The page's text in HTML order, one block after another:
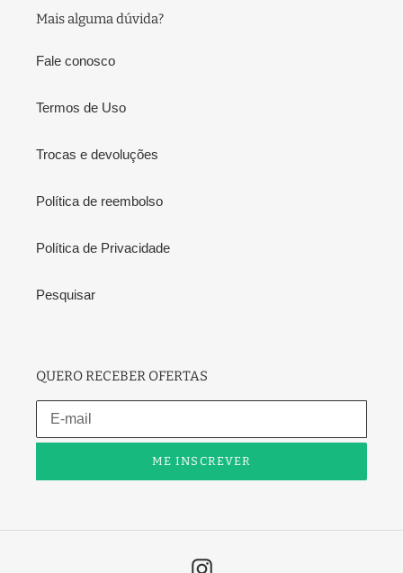
Mais alguma dúvida?
Fale conosco
Termos de Uso
Trocas e devoluções
Política de reembolso
Política de Privacidade
Pesquisar
QUERO RECEBER OFERTAS
ME INSCREVER
Instagram